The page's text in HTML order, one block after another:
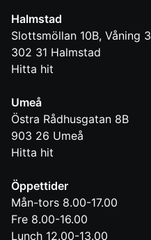
Halmstad
Slottsmöllan 10B, Våning 3
302 31 Halmstad
Hitta hit
Umeå
Östra Rådhusgatan 8B
903 26 Umeå
Hitta hit
Öppettider
Mån-tors 8.00-17.00
Fre 8.00-16.00
Lunch 12.00-13.00